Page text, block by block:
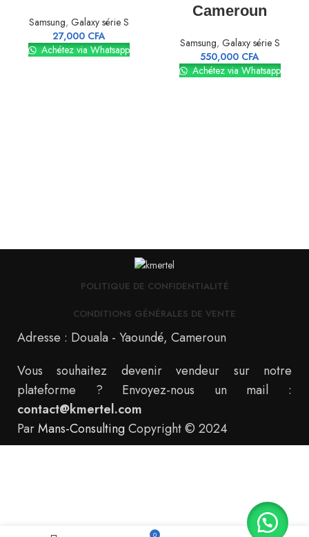
Samsung, Galaxy série S
27,000 CFA
Achétez via Whatsapp
Cameroun
Samsung, Galaxy série S
550,000 CFA
Achétez via Whatsapp
POLITIQUE DE CONFIDENTIALITÉ
CONDITIONS GÉNÉRALES DE VENTE
Adresse : Douala - Yaoundé, Cameroun
Vous souhaitez devenir vendeur sur notre
plateforme ? Envoyez-nous un mail :
contact@kmertel.com
ParMans-ConsultingCopyright © 2024
0